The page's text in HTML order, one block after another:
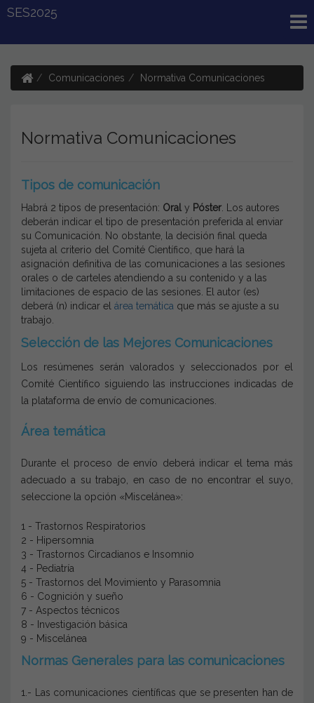
SES2025
Comunicaciones Normativa Comunicaciones
Normativa Comunicaciones
Tipos de comunicación
Habrá 2 tipos de presentación: Oral y Póster . Los autores
deberán indicar el tipo de presentación preferida al enviar
su Comunicación. No obstante, la decisión final queda
sujeta al criterio del Comité Científico, que hará la
asignación definitiva de las comunicaciones a las sesiones
orales o de carteles atendiendo a su contenido y a las
limitaciones de espacio de las sesiones. El autor (es)
deberá (n) indicar el área temática que más se ajuste a su
trabajo.
Selección de las Mejores Comunicaciones
Los resúmenes serán valorados y seleccionados por el
Comité Científico siguiendo las instrucciones indicadas de
la plataforma de envío de comunicaciones.
Área temática
Durante el proceso de envío deberá indicar el tema más
adecuado a su trabajo, en caso de no encontrar el suyo,
seleccione la opción «Miscelánea»:
1 - Trastornos Respiratorios
2 - Hipersomnia
3 - Trastornos Circadianos e Insomnio
4 - Pediatría
5 - Trastornos del Movimiento y Parasomnia
6 - Cognición y sueño
7 - Aspectos técnicos
8 - Investigación básica
9 - Miscelánea
Normas Generales para las comunicaciones
1.- Las comunicaciones científicas que se presenten han de